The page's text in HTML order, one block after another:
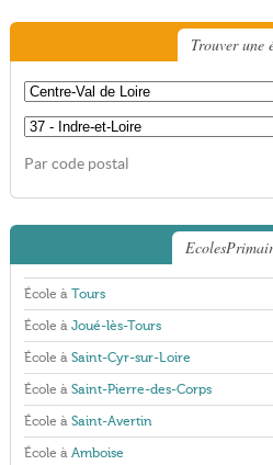
Trouver une
Par code postal
École à Tours
École à Joué-lès-Tours
École à Saint-Cyr-sur-Loire
École à Saint-Pierre-des-Corps
École à Saint-Avertin
École à Amboise